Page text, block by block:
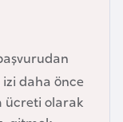
daha önce
ücreti olarak